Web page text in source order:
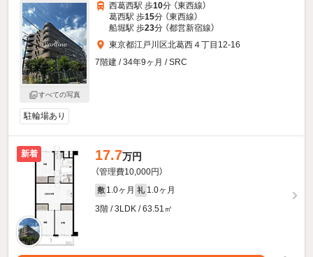
すべての写真
西葛西駅 歩10分 （東西線）
葛西駅 歩15分 （東西線）
船堀駅 歩23分 （都営新宿線）
東京都江戸川区北葛西４丁目12-16
7階建 / 34年9ヶ月 / SRC
駐輪場あり
新着 17.7万円
（管理費10,000円）
敷 1.0ヶ月 礼 1.0ヶ月
3階 / 3LDK / 63.51㎡